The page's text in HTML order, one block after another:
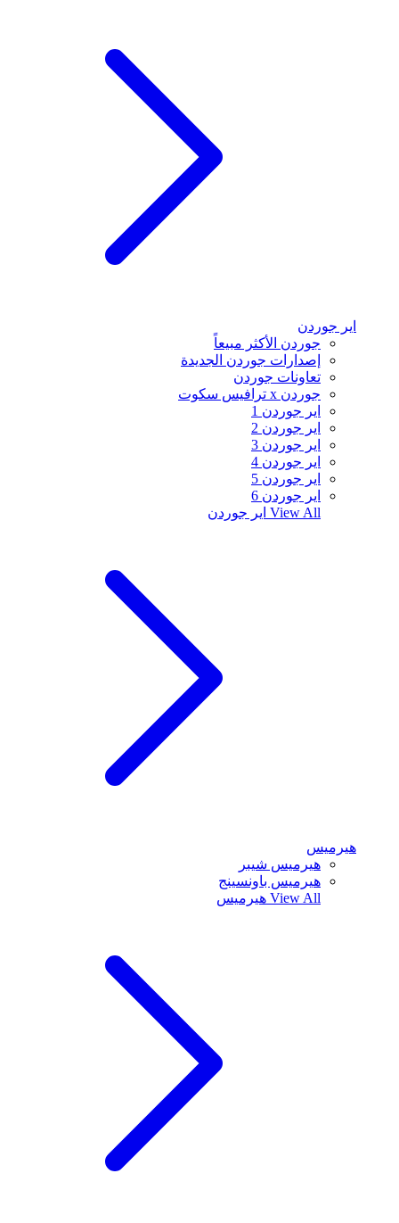
اير جوردن
جوردن الأكثر مبيعاً
إصدارات جوردن الجديدة
تعاونات جوردن
جوردن x ترافيس سكوت
اير جوردن 1
اير جوردن 2
اير جوردن 3
اير جوردن 4
اير جوردن 5
اير جوردن 6
View All اير جوردن
هيرميس
هيرميس شيبر
هيرميس باونسينج
View All هيرميس